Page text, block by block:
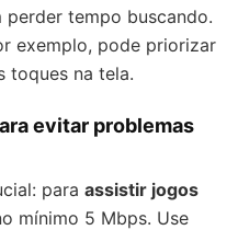
tempo buscando.
exemplo, pode priorizar
toques na tela.
evitar problemas
para assistir jogos
mínimo 5 Mbps. Use